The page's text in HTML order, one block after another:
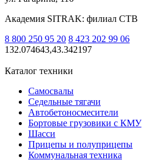
Академия SITRAK: филиал СТВ
8 800 250 95 20 8 423 202 99 06
132.074643,43.342197
Каталог техники
Самосвалы
Седельные тягачи
Автобетоносмесители
Бортовые грузовики с КМУ
Шасси
Прицепы и полуприцепы
Коммунальная техника